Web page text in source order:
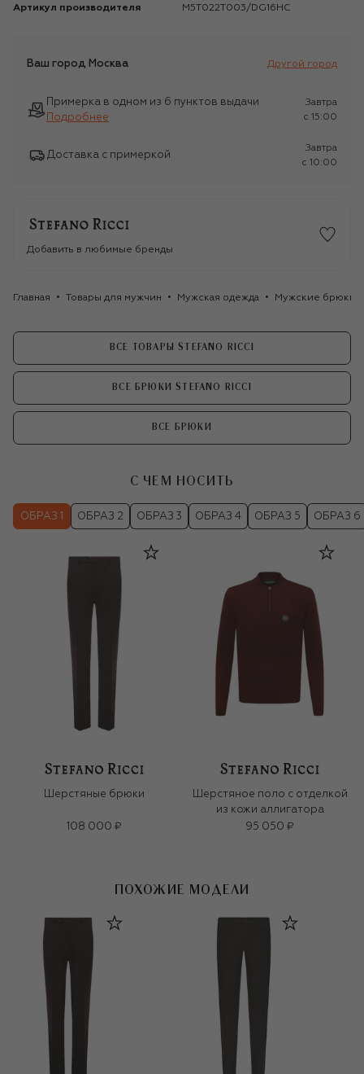
Артикул производителя M5T022T003/DG16HC
Ваш город Москва Другой город
Примерка в одном из 6 пунктов выдачи
Подробнее
Завтра
c 15:00
Доставка с примеркой
Завтра
c 10:00
Добавить в любимые бренды
Главная Товары для мужчин Мужская одежда Мужские брюки
ВСЕ ТОВАРЫ STEFANO RICCI
ВСЕ БРЮКИ STEFANO RICCI
ВСЕ БРЮКИ
С ЧЕМ НОСИТЬ
ОБРАЗ 1 ОБРАЗ 2 ОБРАЗ 3 ОБРАЗ 4 ОБРАЗ 5 ОБРАЗ 6
Шерстяные брюки
108 000 ₽
Шерстяное поло с отделкой
из кожи аллигатора
95 050 ₽
ПОХОЖИЕ МОДЕЛИ